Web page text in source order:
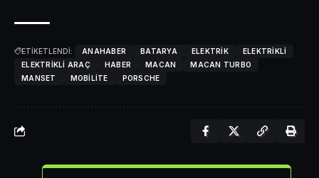
ETİKETLENDİ: ANAHABER BATARYA ELEKTRIK
ELEKTRIKLI
ELEKTRIKLI ARAÇ
HABER MACAN
MACAN TURBO
MANSET
MOBILITE PORSCHE